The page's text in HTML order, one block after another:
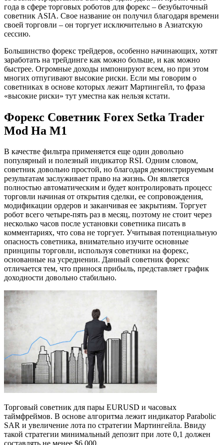
года в сфере торговых роботов для форекс – безубыточный
советник ASIA. Свое название он получил благодаря времени
своей торговли – он торгует исключительно в Азиатскую
сессию.
Большинство форекс трейдеров, особенно начинающих, хотят
заработать на трейдинге как можно больше, и как можно
быстрее. Огромные доходы импонируют всем, но при этом
многих отпугивают высокие риски. Если мы говорим о
советниках в основе которых лежит Мартингейл, то фраза
«высокие риски» тут уместна как нельзя кстати.
Форекс Советник Forex Setka Trader
Mod На М1
В качестве фильтра применяется еще один довольно
популярный и полезный индикатор RSI. Одним словом,
советник довольно простой, но благодаря демонстрируемым
результатам заслуживает право на жизнь. Он является
полностью автоматическим и будет контролировать процесс
торговли начиная от открытия сделки, ее сопровождения,
модификации ордеров и заканчивая ее закрытиям. Торгует
робот всего четыре-пять раз в месяц, поэтому не стоит через
несколько часов после установки советника писать в
комментариях, что сова не торгует. Учитывая потенциальную
опасность советника, внимательно изучите основные
принципы торговли, используя советники на форекс,
основанные на усреднении. Данный советник форекс
отличается тем, что принося прибыль, представляет график
доходности довольно стабильно.
Торговый советник для пары EURUSD и часовых
таймфреймов. В основе алгоритма лежит индикатор Parabolic
SAR и увеличение лота по стратегии Мартингейла. Ввиду
такой стратегии минимальный депозит при лоте 0,1 должен
составлять не менее $6 000.